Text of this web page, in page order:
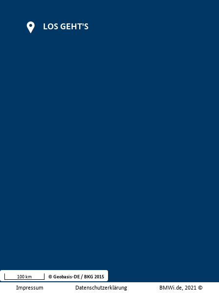
LOS GEHT'S
Impressum Datenschutzerklärung BMWi.de, 2021 ©
100 km © Geobasis-DE / BKG 2015